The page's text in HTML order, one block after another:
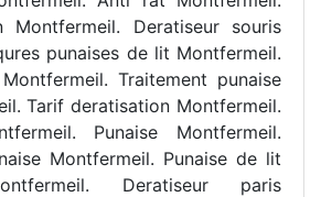
Montfermeil. Deratiseur souris
punaises de lit Montfermeil.
Traitement punaise
Tarif deratisation Montfermeil.
Punaise Montfermeil.
Montfermeil. Punaise de lit
Deratiseur paris